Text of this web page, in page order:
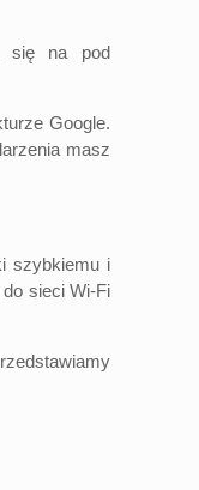
się na pod
Google.
masz
szybkiemu i
sieci Wi-Fi